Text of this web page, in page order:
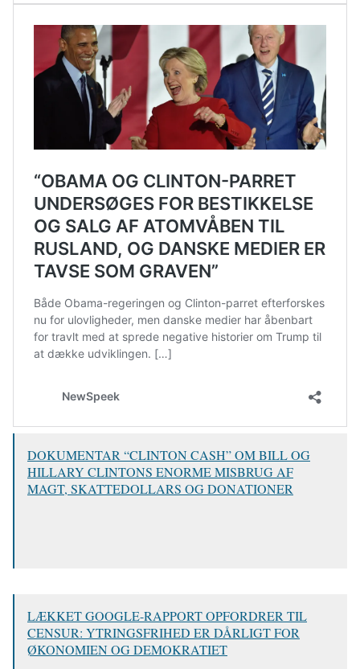
DOKUMENTAR “CLINTON CASH” OM BILL OG
HILLARY CLINTONS ENORME MISBRUG AF
MAGT, SKATTEDOLLARS OG DONATIONER
LÆKKET GOOGLE-RAPPORT OPFORDRER TIL
CENSUR: YTRINGSFRIHED ER DÅRLIGT FOR
ØKONOMIEN OG DEMOKRATIET